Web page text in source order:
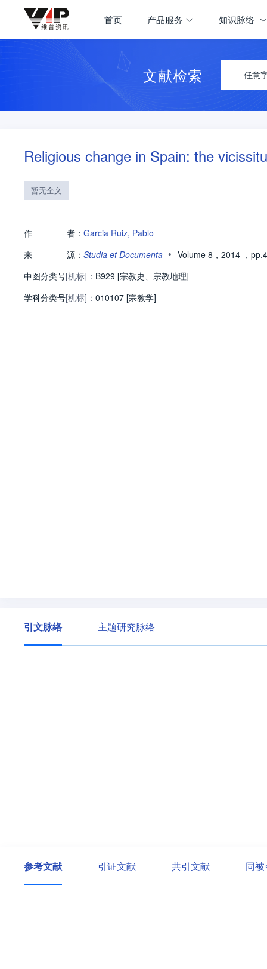
首页 产品服务 知识脉络
文献检索 任意
Religious change in Spain: the
暂无全文
作 者： Garcia Ruiz, Pablo
来
源： Studia et Documenta • Volume 8，2014 ，
中图分类号[机标]： B929 [宗教史、宗教地理]
学科分类号[机标]： 010107 [宗教学]
引文脉络 主题研究脉络
参考文献 引证文献 共引文献 同